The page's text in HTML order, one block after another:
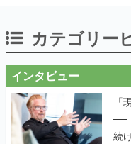
カテゴリー
インタビュー
「
──
続